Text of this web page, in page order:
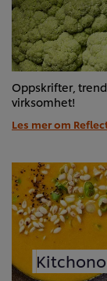
Oppskrifter,
virksomhet!
Les mer om